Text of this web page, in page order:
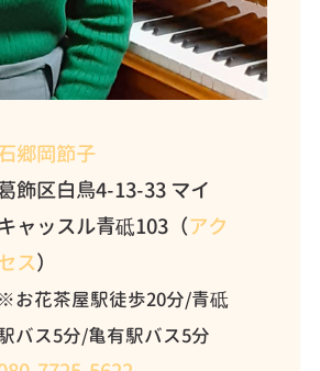
郷岡節子
飾区白鳥4-13-33 マイ
キャッスル青砥103（アク
ス）
※お花茶屋駅徒歩20分/青砥
バス5分/亀有駅バス5分